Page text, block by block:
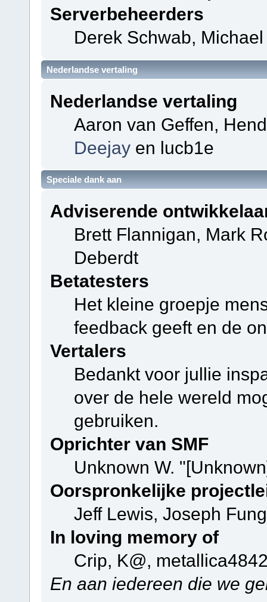
Serverbeheerders
Derek Schwab,
Nederlandse vertaling
Nederlandse vertaling
Aaron van Geffen,
Deejayen lucb1e
Speciale dank aan
Adviserende
Brett Flannigan, Mark
Deberdt
Betatesters
Het kleine groepje
feedback geeft en de
Vertalers
Bedankt voor jullie
over de hele wereld
gebruiken.
Oprichter van SMF
Unknown W.
Oorspronkelijke
Jeff Lewis, Joseph
In loving memory of
Crip, K@,
En aan iedereen die we